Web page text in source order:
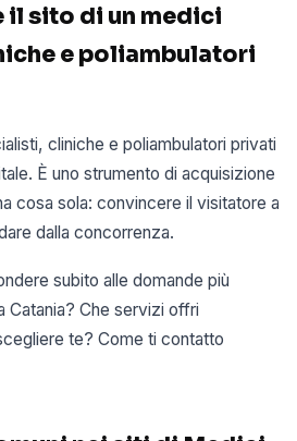
il sito di un medici
e poliambulatori
cliniche e poliambulatori privati
È uno strumento di acquisizione
cosa sola: convincere il visitatore a
dalla concorrenza.
subito alle domande più
Catania? Che servizi offri
te? Come ti contatto